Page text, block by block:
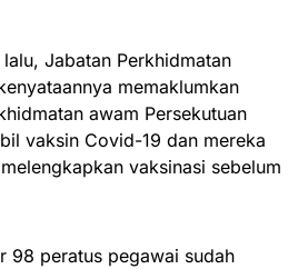
Jabatan Perkhidmatan
memaklumkan
awam Persekutuan
vaksin Covid-19 dan mereka
vaksinasi sebelum
98 peratus pegawai sudah